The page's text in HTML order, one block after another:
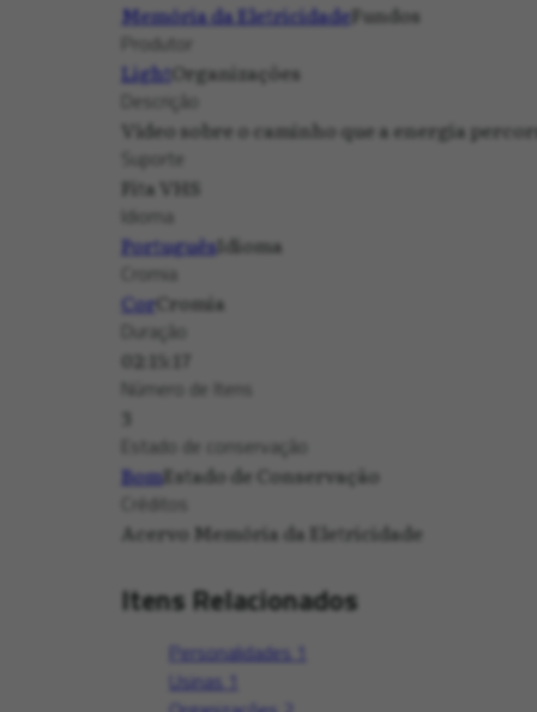
Memória da EletricidadeFundos
Produtor
LightOrganizações
Descrição
Vídeo sobre o caminho que a energia
Suporte
Fita VHS
Idioma
PortuguêsIdioma
Cromia
CorCromia
Duração
02:15:17
Número de Itens
3
Estado de conservação
BomEstado de Conservação
Créditos
Acervo Memória da Eletricidade
Itens Relacionados
Personalidades
Usinas